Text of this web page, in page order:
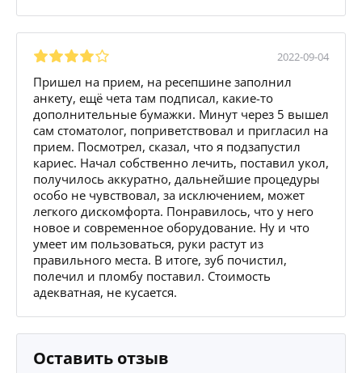
2022-09-04
Пришел на прием, на ресепшине заполнил
анкету, ещё чета там подписал, какие-то
дополнительные бумажки. Минут через 5 вышел
сам стоматолог, поприветствовал и пригласил на
прием. Посмотрел, сказал, что я подзапустил
кариес. Начал собственно лечить, поставил укол,
получилось аккуратно, дальнейшие процедуры
особо не чувствовал, за исключением, может
легкого дискомфорта. Понравилось, что у него
новое и современное оборудование. Ну и что
умеет им пользоваться, руки растут из
правильного места. В итоге, зуб почистил,
полечил и пломбу поставил. Стоимость
адекватная, не кусается.
Оставить отзыв